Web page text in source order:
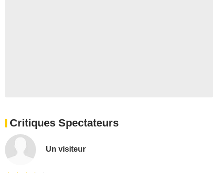
Critiques Spectateurs
Un visiteur